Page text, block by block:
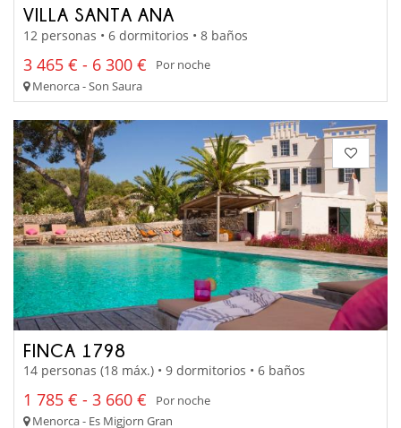
VILLA SANTA ANA
12 personas • 6 dormitorios • 8 baños
3 465 € - 6 300 €
Por noche
Menorca - Son Saura
FINCA 1798
14 personas (18 máx.) • 9 dormitorios • 6 baños
1 785 € - 3 660 €
Por noche
Menorca - Es Migjorn Gran